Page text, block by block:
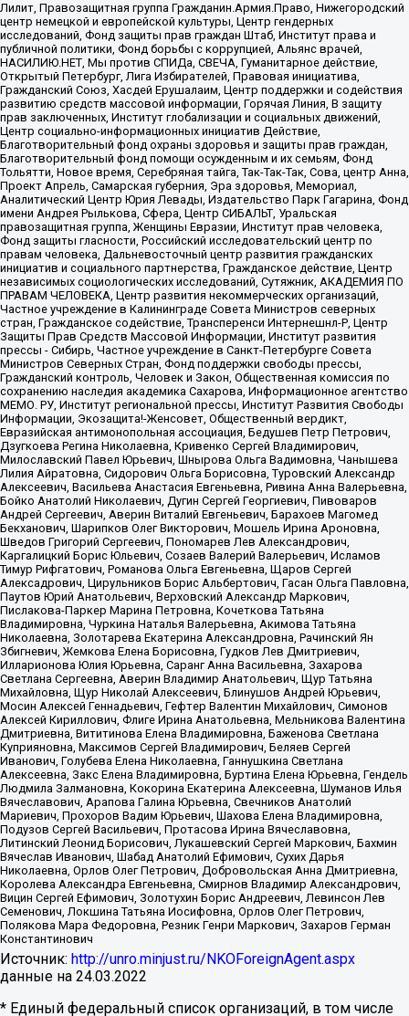
Лилит, Правозащитная группа Гражданин.Армия.Право, Нижегородский
центр немецкой и европейской культуры, Центр гендерных
исследований, Фонд защиты прав граждан Штаб, Институт права и
публичной политики, Фонд борьбы с коррупцией, Альянс врачей,
НАСИЛИЮ.НЕТ, Мы против СПИДа, СВЕЧА, Гуманитарное действие,
Открытый Петербург, Лига Избирателей, Правовая инициатива,
Гражданский Союз, Хасдей Ерушалаим, Центр поддержки и содействия
развитию средств массовой информации, Горячая Линия, В защиту
прав заключенных, Институт глобализации и социальных движений,
Центр социально-информационных инициатив Действие,
Благотворительный фонд охраны здоровья и защиты прав граждан,
Благотворительный фонд помощи осужденным и их семьям, Фонд
Тольятти, Новое время, Серебряная тайга, Так-Так-Так, Сова, центр Анна,
Проект Апрель, Самарская губерния, Эра здоровья, Мемориал,
Аналитический Центр Юрия Левады, Издательство Парк Гагарина, Фонд
имени Андрея Рылькова, Сфера, Центр СИБАЛЬТ, Уральская
правозащитная группа, Женщины Евразии, Институт прав человека,
Фонд защиты гласности, Российский исследовательский центр по
правам человека, Дальневосточный центр развития гражданских
инициатив и социального партнерства, Гражданское действие, Центр
независимых социологических исследований, Сутяжник, АКАДЕМИЯ ПО
ПРАВАМ ЧЕЛОВЕКА, Центр развития некоммерческих организаций,
Частное учреждение в Калининграде Совета Министров северных
стран, Гражданское содействие, Трансперенси Интернешнл-Р, Центр
Защиты Прав Средств Массовой Информации, Институт развития
прессы - Сибирь, Частное учреждение в Санкт-Петербурге Совета
Министров Северных Стран, Фонд поддержки свободы прессы,
Гражданский контроль, Человек и Закон, Общественная комиссия по
сохранению наследия академика Сахарова, Информационное агентство
МЕМО. РУ, Институт региональной прессы, Институт Развития Свободы
Информации, Экозащита!-Женсовет, Общественный вердикт,
Евразийская антимонопольная ассоциация, Бедушев Петр Петрович,
Дзугкоева Регина Николаевна, Кривенко Сергей Владимирович,
Милославский Павел Юрьевич, Шнырова Ольга Вадимовна, Чанышева
Лилия Айратовна, Сидорович Ольга Борисовна, Туровский Александр
Алексеевич, Васильева Анастасия Евгеньевна, Ривина Анна Валерьевна,
Бойко Анатолий Николаевич, Дугин Сергей Георгиевич, Пивоваров
Андрей Сергеевич, Аверин Виталий Евгеньевич, Барахоев Магомед
Бекханович, Шарипков Олег Викторович, Мошель Ирина Ароновна,
Шведов Григорий Сергеевич, Пономарев Лев Александрович,
Каргалицкий Борис Юльевич, Созаев Валерий Валерьевич, Исламов
Тимур Рифгатович, Романова Ольга Евгеньевна, Щаров Сергей
Алексадрович, Цирульников Борис Альбертович, Гасан Ольга Павловна,
Паутов Юрий Анатольевич, Верховский Александр Маркович,
Пислакова-Паркер Марина Петровна, Кочеткова Татьяна
Владимировна, Чуркина Наталья Валерьевна, Акимова Татьяна
Николаевна, Золотарева Екатерина Александровна, Рачинский Ян
Збигневич, Жемкова Елена Борисовна, Гудков Лев Дмитриевич,
Илларионова Юлия Юрьевна, Саранг Анна Васильевна, Захарова
Светлана Сергеевна, Аверин Владимир Анатольевич, Щур Татьяна
Михайловна, Щур Николай Алексеевич, Блинушов Андрей Юрьевич,
Мосин Алексей Геннадьевич, Гефтер Валентин Михайлович, Симонов
Алексей Кириллович, Флиге Ирина Анатольевна, Мельникова Валентина
Дмитриевна, Вититинова Елена Владимировна, Баженова Светлана
Куприяновна, Максимов Сергей Владимирович, Беляев Сергей
Иванович, Голубева Елена Николаевна, Ганнушкина Светлана
Алексеевна, Закс Елена Владимировна, Буртина Елена Юрьевна, Гендель
Людмила Залмановна, Кокорина Екатерина Алексеевна, Шуманов Илья
Вячеславович, Арапова Галина Юрьевна, Свечников Анатолий
Мариевич, Прохоров Вадим Юрьевич, Шахова Елена Владимировна,
Подузов Сергей Васильевич, Протасова Ирина Вячеславовна,
Литинский Леонид Борисович, Лукашевский Сергей Маркович, Бахмин
Вячеслав Иванович, Шабад Анатолий Ефимович, Сухих Дарья
Николаевна, Орлов Олег Петрович, Добровольская Анна Дмитриевна,
Королева Александра Евгеньевна, Смирнов Владимир Александрович,
Вицин Сергей Ефимович, Золотухин Борис Андреевич, Левинсон Лев
Семенович, Локшина Татьяна Иосифовна, Орлов Олег Петрович,
Полякова Мара Федоровна, Резник Генри Маркович, Захаров Герман
Константинович
Источник: http://unro.minjust.ru/NKOForeignAgent.aspx
данные на 24.03.2022
* Единый федеральный список организаций, в том числе